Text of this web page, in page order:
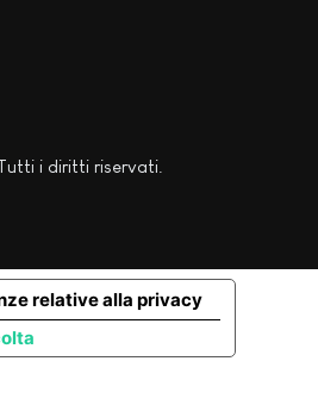
i diritti riservati.
relative alla privacy